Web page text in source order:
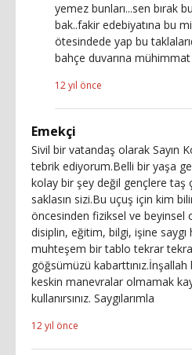
yemez bunları...sen bırak
bak..fakir edebiyatına bu
ötesindede yap bu
bahçe duvarına
12 yıl önce
Emekçi
Sivil bir vatandaş olarak Sayın
tebrik ediyorum.Belli bir yaşa
kolay bir şey değil gençlere taş
saklasın sizi.Bu uçuş için kim
öncesinden fiziksel ve beyinsel
disiplin, eğitim, bilgi, işine saygı
muhteşem bir tablo tekrar
göğsümüzü
keskin manevralar olmamak
kullanırsınız. Saygılarımla
12 yıl önce